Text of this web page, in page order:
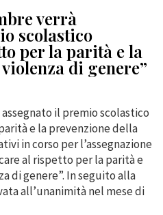
verrà
scolastico
per la parità e la
di genere”
il premio scolastico
e la prevenzione della
in corso per l’assegnazione
al rispetto per la parità e
di genere”. In seguito alla
all’unanimità nel mese di